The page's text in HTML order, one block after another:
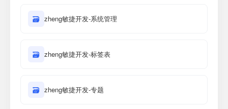
🗃 zheng敏捷开发-系统管理
🗃 zheng敏捷开发-标签表
🗃 zheng敏捷开发-专题